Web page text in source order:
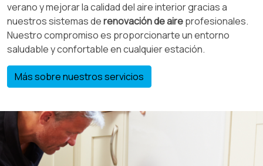
verano y mejorar la calidad del aire interior gracias a
nuestros sistemas derenovación de aireprofesionales.
Nuestro compromiso es proporcionarte un entorno
saludable y confortable en cualquier estación.
Más sobre nuestros servicios